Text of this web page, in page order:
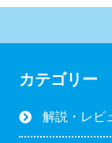
カテゴリー
解説・レビ